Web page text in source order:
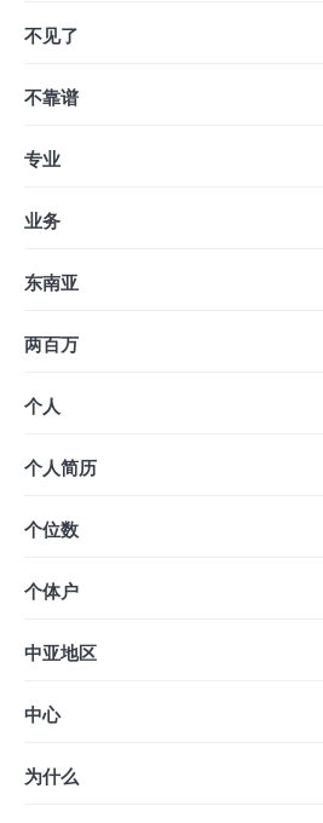
不见了
不靠谱
专业
业务
东南亚
两百万
个人
个人简历
个位数
个体户
中亚地区
中心
为什么